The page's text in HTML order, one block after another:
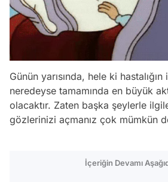
Günün yarısında, hele ki
neredeyse tamamında en büyük
olacaktır. Zaten başka şeylerle
gözlerinizi açmanız çok mümkün
İçeriğin Devamı